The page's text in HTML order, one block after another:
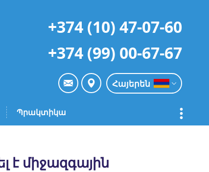
+374 (10) 47-07-60
+374 (99) 00-67-67
Հայերեն
Պրակտիկա
է միջազգային